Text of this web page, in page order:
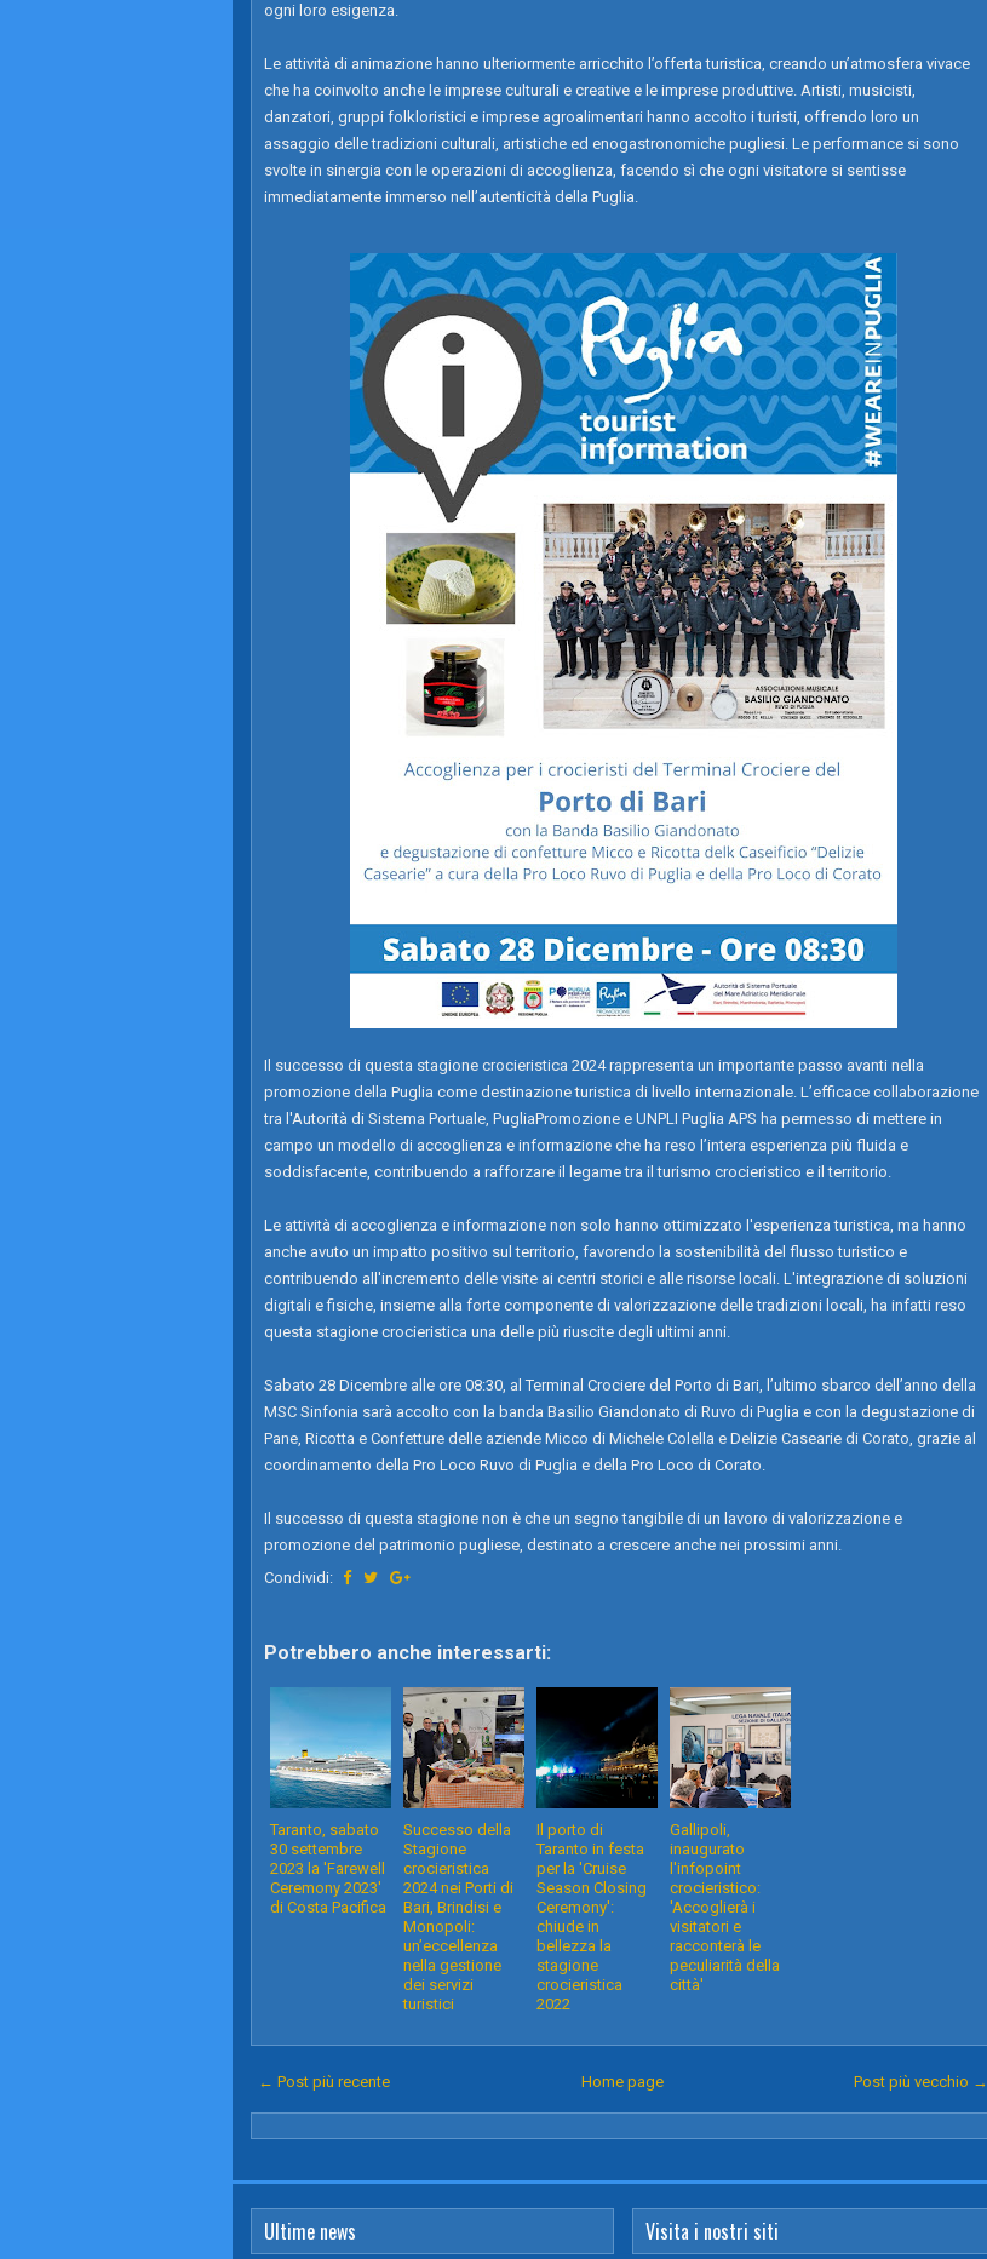
ogni loro esigenza.
Le attività di animazione hanno ulteriormente arricchito l’offerta turistica, creando un’atmosfera vivace
che ha coinvolto anche le imprese culturali e creative e le imprese produttive. Artisti, musicisti,
danzatori, gruppi folkloristici e imprese agroalimentari hanno accolto i turisti, offrendo loro un
assaggio delle tradizioni culturali, artistiche ed enogastronomiche pugliesi. Le performance si sono
svolte in sinergia con le operazioni di accoglienza, facendo sì che ogni visitatore si sentisse
immediatamente immerso nell’autenticità della Puglia.
Il successo di questa stagione crocieristica 2024 rappresenta un importante passo avanti nella
promozione della Puglia come destinazione turistica di livello internazionale. L’efficace collaborazione
tra l'Autorità di Sistema Portuale, PugliaPromozione e UNPLI Puglia APS ha permesso di mettere in
campo un modello di accoglienza e informazione che ha reso l’intera esperienza più fluida e
soddisfacente, contribuendo a rafforzare il legame tra il turismo crocieristico e il territorio.
Le attività di accoglienza e informazione non solo hanno ottimizzato l'esperienza turistica, ma hanno
anche avuto un impatto positivo sul territorio, favorendo la sostenibilità del flusso turistico e
contribuendo all'incremento delle visite ai centri storici e alle risorse locali. L'integrazione di soluzioni
digitali e fisiche, insieme alla forte componente di valorizzazione delle tradizioni locali, ha infatti reso
questa stagione crocieristica una delle più riuscite degli ultimi anni.
Sabato 28 Dicembre alle ore 08:30, al Terminal Crociere del Porto di Bari, l’ultimo sbarco dell’anno della
MSC Sinfonia sarà accolto con la banda Basilio Giandonato di Ruvo di Puglia e con la degustazione di
Pane, Ricotta e Confetture delle aziende Micco di Michele Colella e Delizie Casearie di Corato, grazie al
coordinamento della Pro Loco Ruvo di Puglia e della Pro Loco di Corato.
Il successo di questa stagione non è che un segno tangibile di un lavoro di valorizzazione e
promozione del patrimonio pugliese, destinato a crescere anche nei prossimi anni.
Condividi:
Potrebbero anche interessarti:
Taranto, sabato
30 settembre
2023 la 'Farewell
Ceremony 2023'
di Costa Pacifica
Successo della
Stagione
crocieristica
2024 nei Porti di
Bari, Brindisi e
Monopoli:
un’eccellenza
nella gestione
dei servizi
turistici
Il porto di
Taranto in festa
per la 'Cruise
Season Closing
Ceremony':
chiude in
bellezza la
stagione
crocieristica
2022
Gallipoli,
inaugurato
l'infopoint
crocieristico:
'Accoglierà i
visitatori e
racconterà le
peculiarità della
città'
← Post più recente Post più vecchio →
Home page
Ultime news Visita i nostri siti